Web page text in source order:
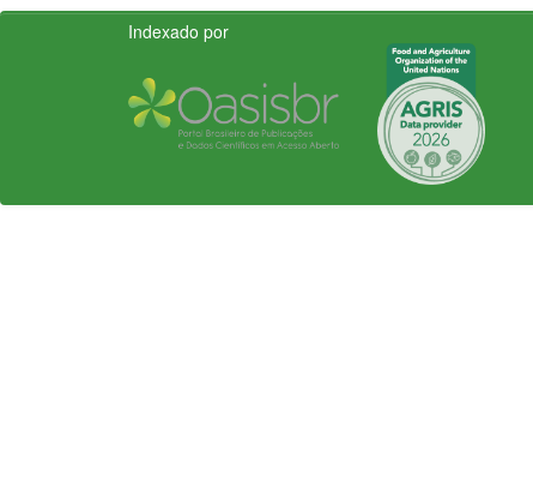
Indexado por